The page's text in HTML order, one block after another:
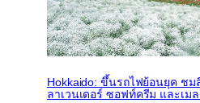
Hokkaido: ขึ้นรถไฟย้อนยุค ช
ลาเวนเดอร์ ซอฟท์ครีม และเม